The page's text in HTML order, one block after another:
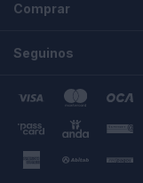
Comprar
Seguinos